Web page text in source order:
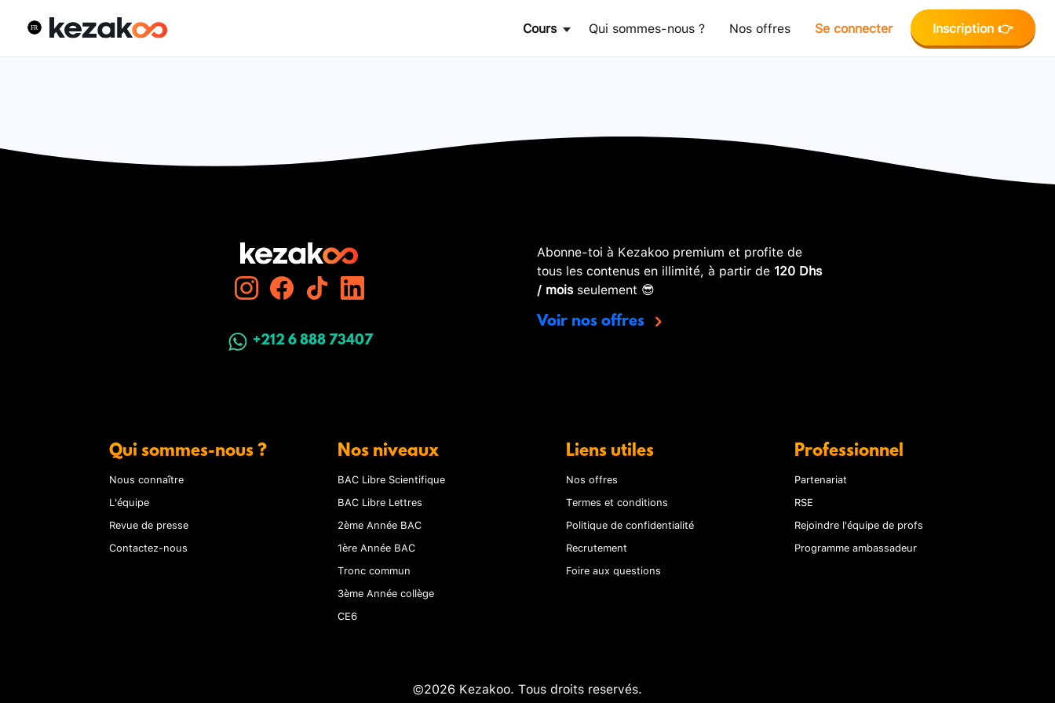
Cours Qui sommes-nous ? Nos offres Se connecter Inscription 👉
+212 6 888 73407
Abonne-toi à Kezakoo premium et profite de
tous les contenus en illimité, à partir de 120 Dhs
/ moisseulement 😎
Voir nos offres
Qui sommes-nous ?
Nous connaître
L'équipe
Revue de presse
Contactez-nous
Nos niveaux
BAC Libre Scientifique
BAC Libre Lettres
2ème Année BAC
1ère Année BAC
Tronc commun
3ème Année collège
CE6
Liens utiles
Nos offres
Termes et conditions
Politique de confidentialité
Recrutement
Foire aux questions
Professionnel
Partenariat
RSE
Rejoindre l'équipe de profs
Programme ambassadeur
©2026 Kezakoo. Tous droits reservés.